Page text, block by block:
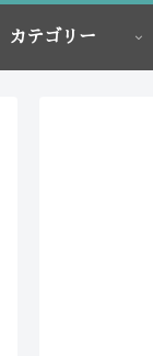
カテゴリー